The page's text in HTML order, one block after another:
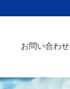
お問い合わせ